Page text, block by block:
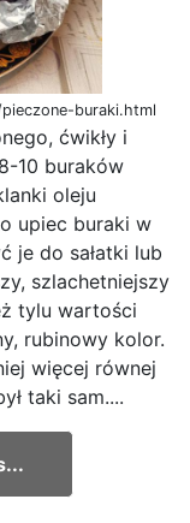
buraki.html
ćwikły i
10 buraków
oleju
upiec buraki w
je do sałatki lub
szlachetniejszy
tylu wartości
rubinowy kolor.
więcej równej
taki sam....